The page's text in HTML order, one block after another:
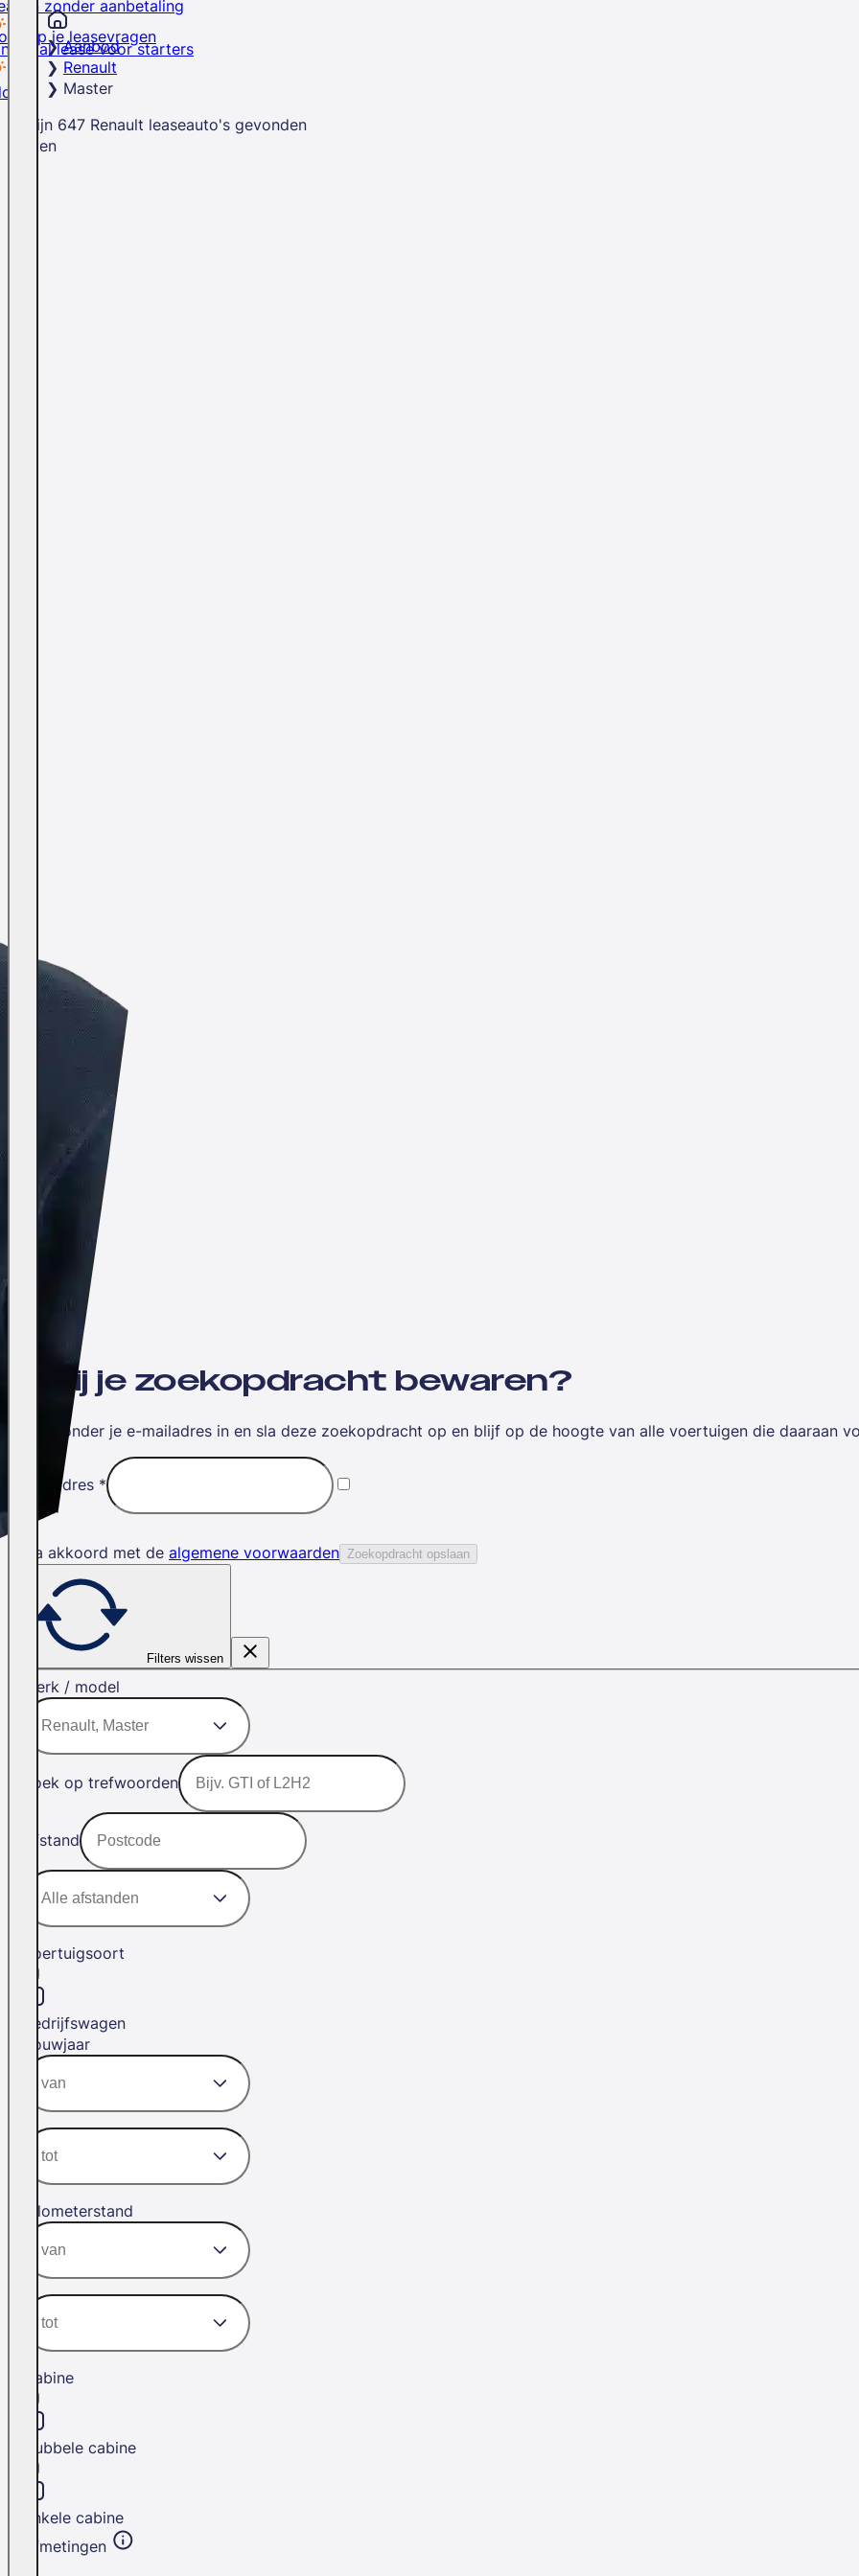
op je leasevragen
zonder aanbetaling
lease voor starters
Aanbod
Renault
Master
Er zijn 647 Renault leaseauto's gevonden
Sluiten
Wil jij je zoekopdracht bewaren?
Vul hieronder je e-mailadres in en sla deze zoekopdracht op en blijf op de hoogte van alle voertuigen die daaraan
E-mailadres *
Ik ga akkoord met de algemene voorwaarden Zoekopdracht opslaan
Filters wissen
Merk / model
Zoek op trefwoorden
Afstand
Voertuigsoort
Bedrijfswagen
Bouwjaar
Kilometerstand
Cabine
Dubbele cabine
Enkele cabine
Afmetingen